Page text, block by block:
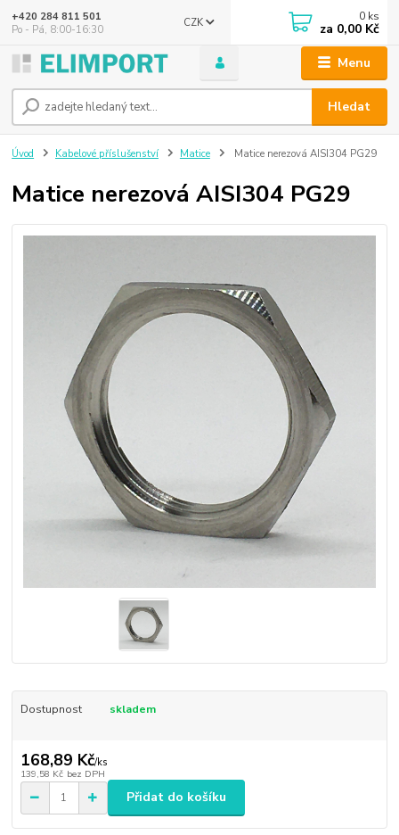
Menu
CZK
Hledat
+420 284 811 501
Po - Pá, 8:00-16:30
0 ks
za 0,00 Kč
Úvod Kabelové příslušenství Matice Matice nerezová AISI304 PG29
Matice nerezová AISI304 PG29
Dostupnost skladem
168,89 Kč/ks
139,58 Kč bez DPH
Přidat do košíku